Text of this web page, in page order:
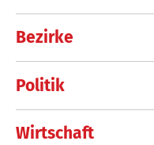
Bezirke
Politik
Wirtschaft